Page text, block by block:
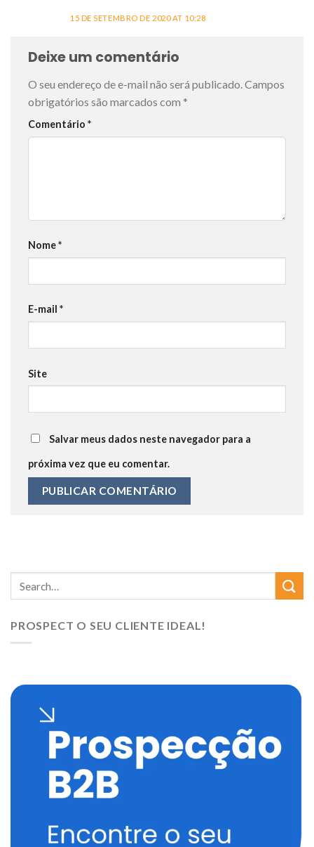
15 DE SETEMBRO DE 2020 AT 10:28
Deixe um comentário
O seu endereço de e-mail não será publicado.Campos
obrigatórios são marcados com *
Comentário *
Nome*
E-mail *
Site
Salvar meus dados neste navegador para a
próxima vez que eu comentar.
PROSPECT O SEU CLIENTE IDEAL!